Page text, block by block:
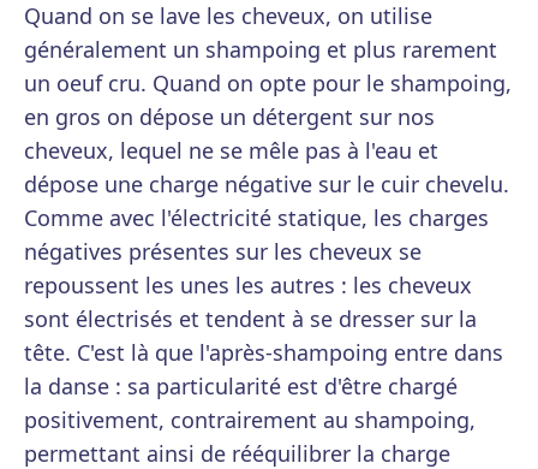
Quand on se lave les cheveux, on utilise
généralement un shampoing et plus rarement
un oeuf cru. Quand on opte pour le shampoing,
en gros on dépose un détergent sur nos
cheveux, lequel ne se mêle pas à l'eau et
dépose une charge négative sur le cuir chevelu.
Comme avec l'électricité statique, les charges
négatives présentes sur les cheveux se
repoussent les unes les autres : les cheveux
sont électrisés et tendent à se dresser sur la
tête. C'est là que l'après-shampoing entre dans
la danse : sa particularité est d'être chargé
positivement, contrairement au shampoing,
permettant ainsi de rééquilibrer la charge